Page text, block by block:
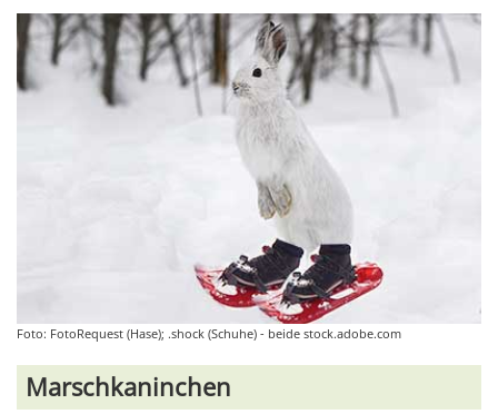
Foto: FotoRequest (Hase); .shock (Schuhe) - beide stock.adobe.com
Marschkaninchen